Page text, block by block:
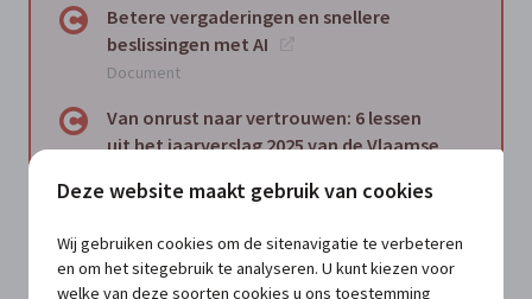
Deze website maakt gebruik van cookies
Wij gebruiken cookies om de sitenavigatie te verbeteren
en om het sitegebruik te analyseren. U kunt kiezen voor
welke van deze soorten cookies u ons toestemming
Betere vergaderingen en snellere
beslissingen met AI
Document
Van onrust naar vertrouwen: 6 lessen
uit het jaarverslag 2025 van de Vlaamse
Document
Hoe werk je een AI-policy uit in een
lokaal bestuur? Het voorbeeld van De